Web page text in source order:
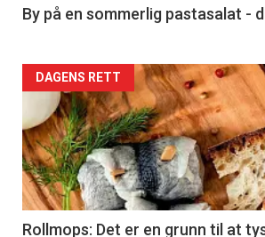
5
By på en sommerlig pastasalat -
Forsiden
akkurat
nå
-
DAGENS RETT
Rollmops: Det er en grunn til at